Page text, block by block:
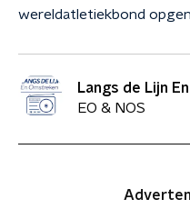
wereldatletiekbond
Langs de Lijn
EO & NOS